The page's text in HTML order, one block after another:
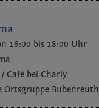
16:00 bis 18:00 Uhr
Café bei Charly
Ortsgruppe Bubenreuth